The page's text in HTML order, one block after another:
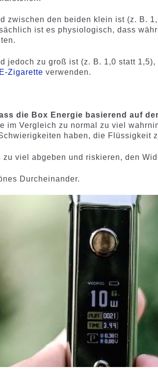
zwischen den beiden klein ist (z. B.
ist es physiologisch, dass
jedoch zu groß ist (z. B. 1,0 statt
E-Zigarette verwenden.
die Box Energie basierend auf
im Vergleich zu normal zu viel
haben, die Flüssigkeit
viel abgeben und riskieren, den
Durcheinander.